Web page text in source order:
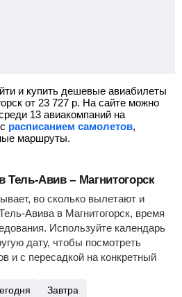
и купить дешевые авиабилеты
от 23 727 р. На сайте можно
13 авиакомпаний на
расписанием самолетов,
маршруты.
Тель-Авив – Магнитогорск
во сколько вылетают и
Авива в Магнитогорск, время
Используйте календарь
дату, чтобы посмотреть
и с пересадкой на конкретный
Завтра